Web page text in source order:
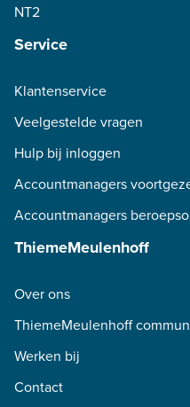
NT2
Service
Klantenservice
Veelgestelde vragen
Hulp bij inloggen
Accountmanagers
Accountmanagers
ThiemeMeulenhoff
Over ons
ThiemeMeulenhoff
Werken bij
Contact